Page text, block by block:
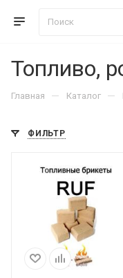
Топливо,
Главная — Каталог —
ФИЛЬТР